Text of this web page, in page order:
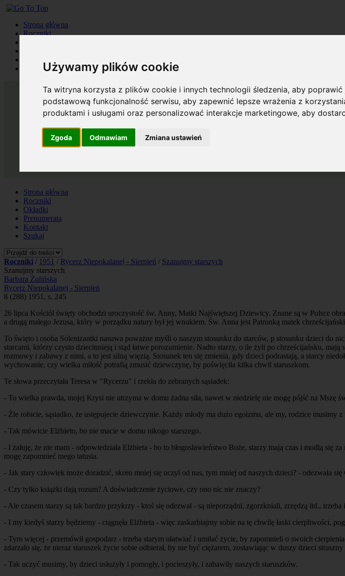
Używamy plików cookie
Ta witryna korzysta z plików cookie i innych technologii śledzenia, aby
podstawową funkcjonalność serwisu,aby zapewnić lepsze wrażenia z
produktami i usługami oraz personalizować interakcje marketingowe,aby
Zgoda Odmawiam Zmiana ustawień
Strona główna
Roczniki
Szukaj
Strona główna
Roczniki
Okładki
Prenumerata
Kontakt
Szukaj
Roczniki / 1951 / Rycerz Niepokalanej - Sierpień / Szanujmy starszych
Szanujmy starszych
Barbara Żulińska
Rycerz Niepokalanej - Sierpień
8 (288) 1951, s. 245
26 lipca Kościół święty obchodzi uroczystość św. Anny, Matki Najświętszej Dziewicy. Znane są w Polsce
a drugą małego Jezusa, który w porządku natury był jej wnukiem. Św. Anna jest Patronką matek
To święto i osoba Solenizantki nasuwa poważne myśli o naszym stosunku do starców, p stosunku dzieci do
starcami, którzy czysto dziecinnieją i stąd łatwe porozumienie. Nadto starzy, o ile żyli po chrześcijańsku,
rozmowy i zabawy z nimi, a to jest silną więzią. Stosunek ten się zmienia, gdy dzieci podrastają, a starcy
wychowanie, czy wielka miłość potrafią zmusić dziewczynę, by poświęciła kilka chwil staruszkom.
Te słowa przeczytała Teresa w "Rycerzu" i rzekła do zebranych sąsiadek:
- To wielka prawda, mojej Krysi nie utrzyma w domu żadna siła, nawet w niedzielę nie mogę pójść na Mszę
- Źle robicie, sąsiadko, że ustępujecie dziewczynie. Każdy młody ma dużo egoizmu, ale my, rodzice musimy
- Tak mówicie Elżbieto, bo nie macie w domu nikogo starszego.
- I żałuję, że nie mam - odpowiedziała Elżbieta - bo to błogosławieństwo Boże, starzy mają czas i modlą
mogę zapomnieć mego tatusia.
- Jak stary człowiek może doradzić, skoro mniej się uczył od nas, tym mniej od naszych dzieci? - odezwała się
- Czy tylko książki dają rozum? A doświadczenie życiowe, czy ono nic nie znaczy?
- Ale czasem starzy są tak bardzo przykrzy - ktoś się odezwał - są nieporządni, zgorzkniali, zrzędzą itd., trzeba
- I my kiedyś starzy będziemy - ciągnęła Elżbieta - więc zaskarbiajmy sobie na tę chwilę łaski cierpliwości,
- Tym więcej - przemówił gospodarz - trzeba starym ułatwiać i umilać życie, by zapomnieli o swoich
zdarzało się, że nieraz staruszek życie sobie odbierał, by nie być ciężarem, zostawiając w duszy dzieci
- Tak uczyć musimy, by dzieci usłużyły i pomogły, i pocieszyły, i zabawiły naszych staruszków.